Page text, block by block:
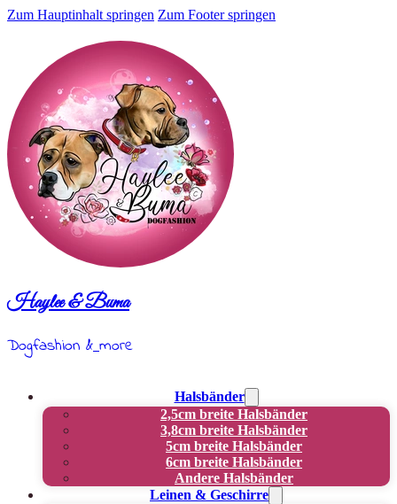
Zum Hauptinhalt springen Zum Footer springen
Haylee & Buma
Dogfashion & more
Halsbänder
2,5cm breite Halsbänder
3,8cm breite Halsbänder
5cm breite Halsbänder
6cm breite Halsbänder
Andere Halsbänder
Leinen & Geschirre